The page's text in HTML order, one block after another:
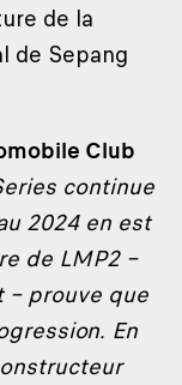
de la
de Sepang
Club
continue
2024 en est
de LMP2 –
– prouve que
En